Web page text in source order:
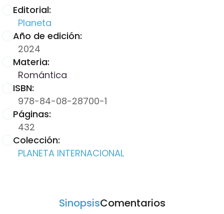
Editorial:
Planeta
Año de edición:
2024
Materia:
Romántica
ISBN:
978-84-08-28700-1
Páginas:
432
Colección:
PLANETA INTERNACIONAL
SinopsisComentarios